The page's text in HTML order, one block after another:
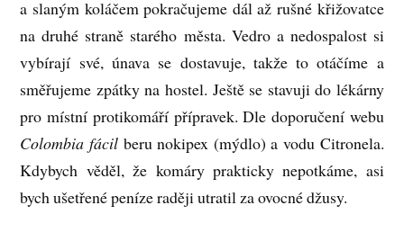
a slaným koláčem pokračujeme dál až rušné křižovatce
na druhé straně starého města. Vedro a nedospalost si
vybírají své, únava se dostavuje, takže to otáčíme a
směřujeme zpátky na hostel. Ještě se stavuji do lékárny
pro místní protikomáří přípravek. Dle doporučení webu
Colombia fácil beru nokipex (mýdlo) a vodu Citronela.
Kdybych věděl, že komáry prakticky nepotkáme, asi
bych ušetřené peníze raději utratil za ovocné džusy.